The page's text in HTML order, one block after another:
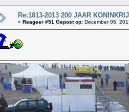
Re:1813-2013 200 JAAR
« Reageer #51 Gepost op: December 05,